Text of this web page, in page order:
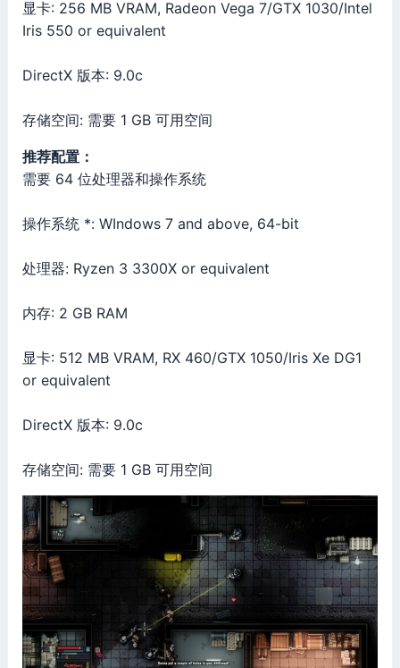
显卡: 256 MB VRAM, Radeon Vega 7/GTX 1030/Intel
Iris 550 or equivalent
DirectX 版本: 9.0c
存储空间: 需要 1 GB 可用空间
推荐配置：
需要 64 位处理器和操作系统
操作系统 *: WIndows 7 and above, 64-bit
处理器: Ryzen 3 3300X or equivalent
内存: 2 GB RAM
显卡: 512 MB VRAM, RX 460/GTX 1050/Iris Xe DG1
or equivalent
DirectX 版本: 9.0c
存储空间: 需要 1 GB 可用空间